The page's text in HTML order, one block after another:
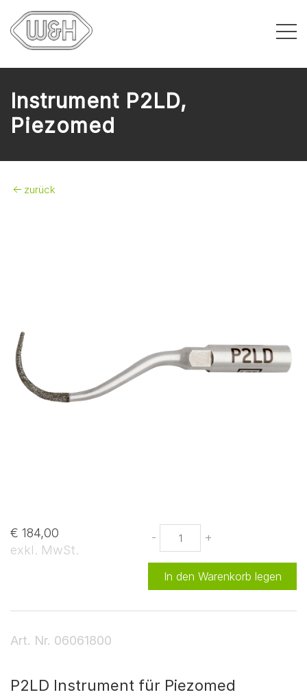
Instrument P2LD,
Piezomed
zurück
€ 184,00
exkl. MwSt.
- +
In den Warenkorb legen
Art. Nr. 06061800
P2LD Instrument für Piezomed